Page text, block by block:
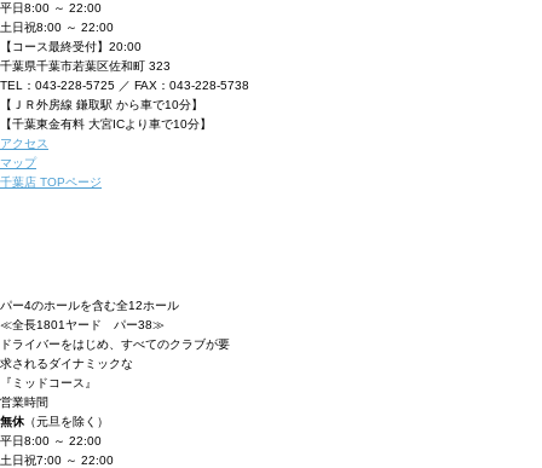
平日8:00 ～ 22:00
土日祝8:00 ～ 22:00
【コース最終受付】20:00
千葉県千葉市若葉区佐和町 323
TEL：043-228-5725 ／ FAX：043-228-5738
【ＪＲ外房線 鎌取駅 から車で10分】
【千葉東金有料 大宮ICより車で10分】
アクセス
マップ
千葉店 TOPページ
パー4のホールを含む全12ホール
≪全長1801ヤード パー38≫
ドライバーをはじめ、すべてのクラブが要
求されるダイナミックな
『ミッドコース』
営業時間
無休 （元旦を除く）
平日8:00 ～ 22:00
土日祝7:00 ～ 22:00